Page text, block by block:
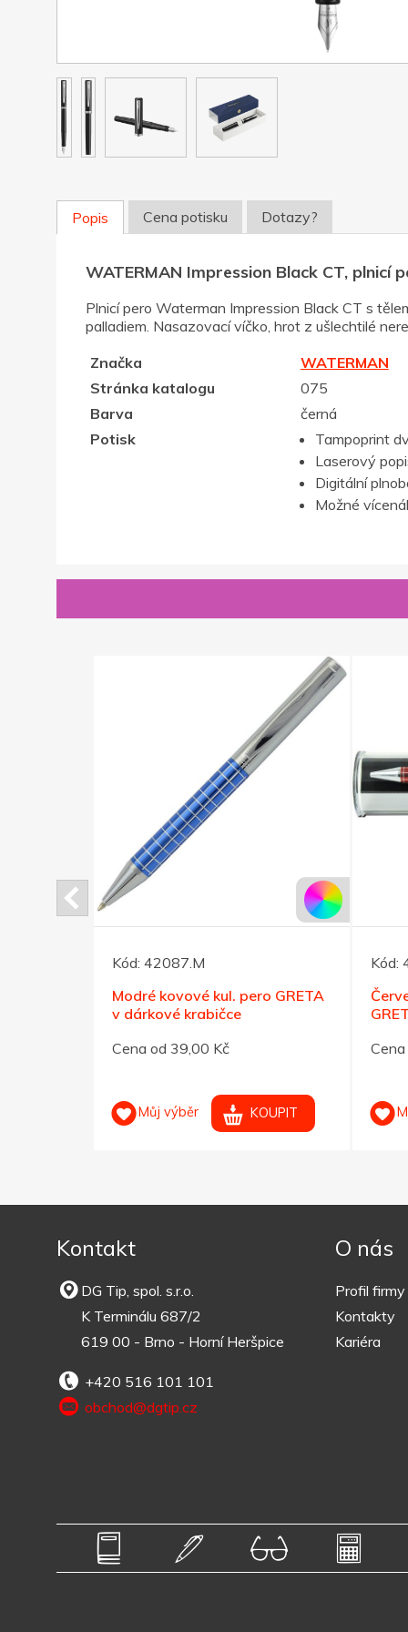
Popis Cena potisku Dotazy?
WATERMAN Impression Black CT, plnicí
Plnicí pero Waterman Impression Black CT s
palladiem. Nasazovací víčko, hrot z ušlechtilé
Značka
WATERMAN
Stránka katalogu
075
Barva
černá
Potisk
Tampoprint
Laserový
Digitální
Možné
Kód: 42087.M
Modré kovové kul. pero GRETA
v dárkové krabičce
Cena od 39,00 Kč
Můj výběr KOUPIT
Kód:
Kontakt
DG Tip, spol. s.r.o.
K Terminálu 687/2
619 00 - Brno - Horní Heršpice
+420 516 101 101
obchod@dgtip.cz
O nás
Profil firmy
Kontakty
Kariéra